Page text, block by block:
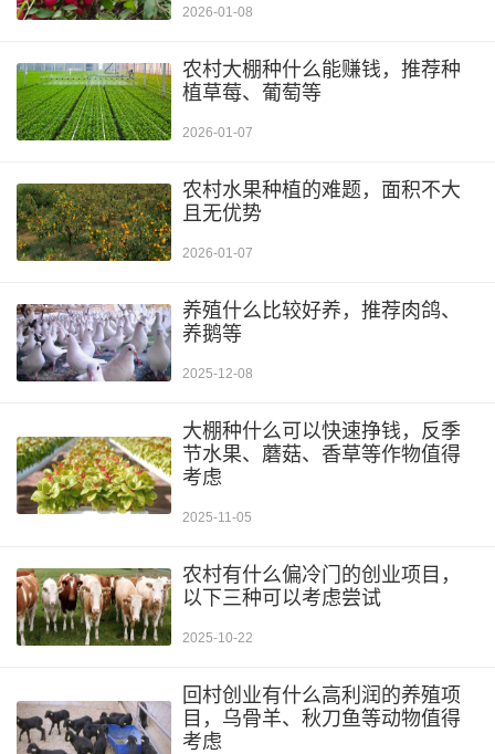
2026-01-08
农村大棚种什么能赚钱，推荐种
植草莓、葡萄等
2026-01-07
农村水果种植的难题，面积不大
且无优势
2026-01-07
养殖什么比较好养，推荐肉鸽、
养鹅等
2025-12-08
大棚种什么可以快速挣钱，反季
节水果、蘑菇、香草等作物值得
考虑
2025-11-05
农村有什么偏冷门的创业项目，
以下三种可以考虑尝试
2025-10-22
回村创业有什么高利润的养殖项
目，乌骨羊、秋刀鱼等动物值得
考虑